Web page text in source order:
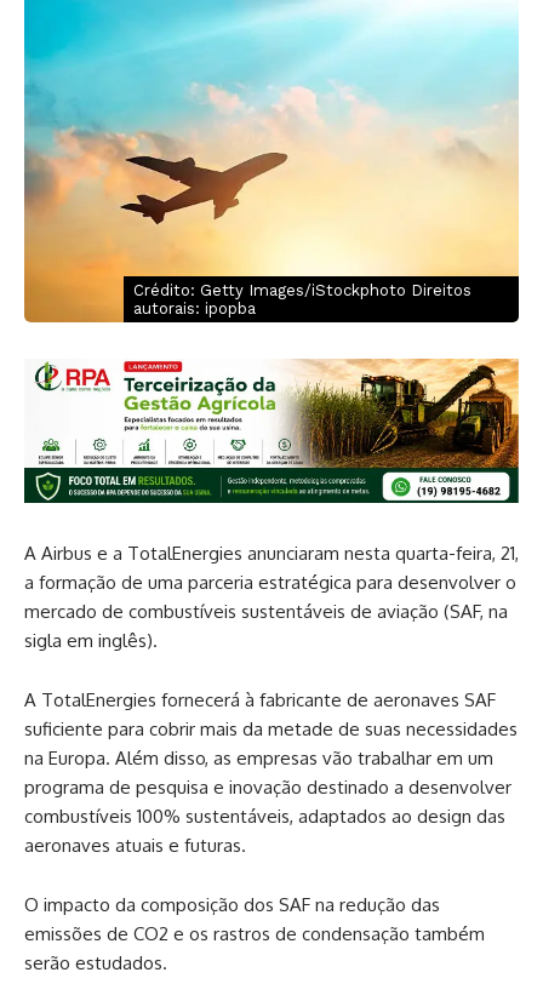
Crédito: Getty Images/iStockphoto Direitos
autorais: ipopba
A Airbus e a TotalEnergies anunciaram nesta quarta-feira, 21,
a formação de uma parceria estratégica para desenvolver o
mercado de combustíveis sustentáveis de aviação (SAF, na
sigla em inglês).
A TotalEnergies fornecerá à fabricante de aeronaves SAF
suficiente para cobrir mais da metade de suas necessidades
na Europa. Além disso, as empresas vão trabalhar em um
programa de pesquisa e inovação destinado a desenvolver
combustíveis 100% sustentáveis, adaptados ao design das
aeronaves atuais e futuras.
O impacto da composição dos SAF na redução das
emissões de CO2 e os rastros de condensação também
serão estudados.